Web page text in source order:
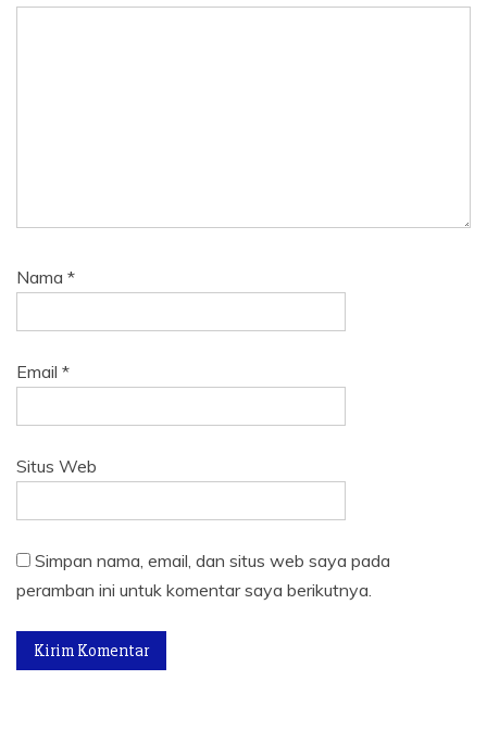
Nama *
Email *
Situs Web
Simpan nama, email, dan situs web saya pada
peramban ini untuk komentar saya berikutnya.